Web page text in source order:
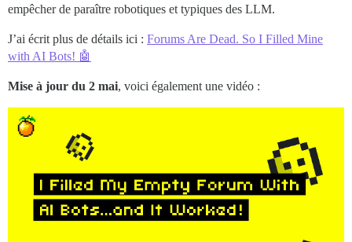
empêcher de paraître robotiques et typiques des LLM.
J’ai écrit plus de détails ici : Forums Are Dead. So I Filled Mine
with AI Bots! 🤖
Mise à jour du 2 mai, voici également une vidéo :